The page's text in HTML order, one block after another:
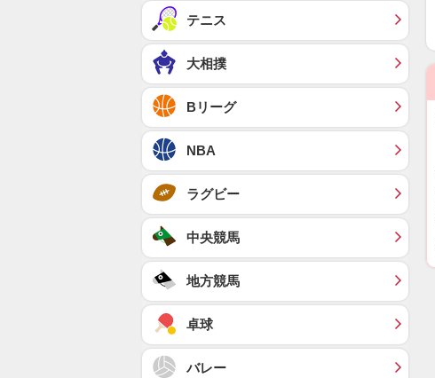
テニス
大相撲
Bリーグ
NBA
ラグビー
中央競馬
地方競馬
卓球
バレー